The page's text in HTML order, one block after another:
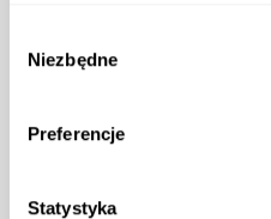
zgody
Niezbędne
Preferencje
Statystyka